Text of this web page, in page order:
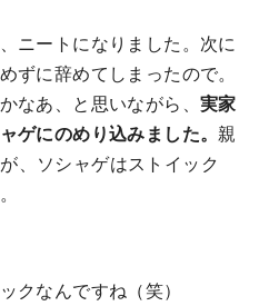
ニートになりました。次に
ずに辞めてしまったので。
なあ、と思いながら、実家
ゲにのめり込みました。 親
、ソシャゲはストイック
クなんですね（笑）